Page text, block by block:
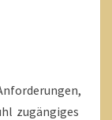
zugängiges